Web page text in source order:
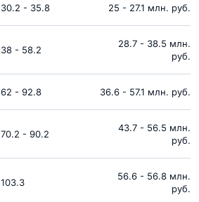
30.2 - 35.8 25 - 27.1 млн. руб.
38 - 58.2
28.7 - 38.5 млн.
руб.
62 - 92.8 36.6 - 57.1 млн. руб.
70.2 - 90.2
43.7 - 56.5 млн.
руб.
103.3
56.6 - 56.8 млн.
руб.